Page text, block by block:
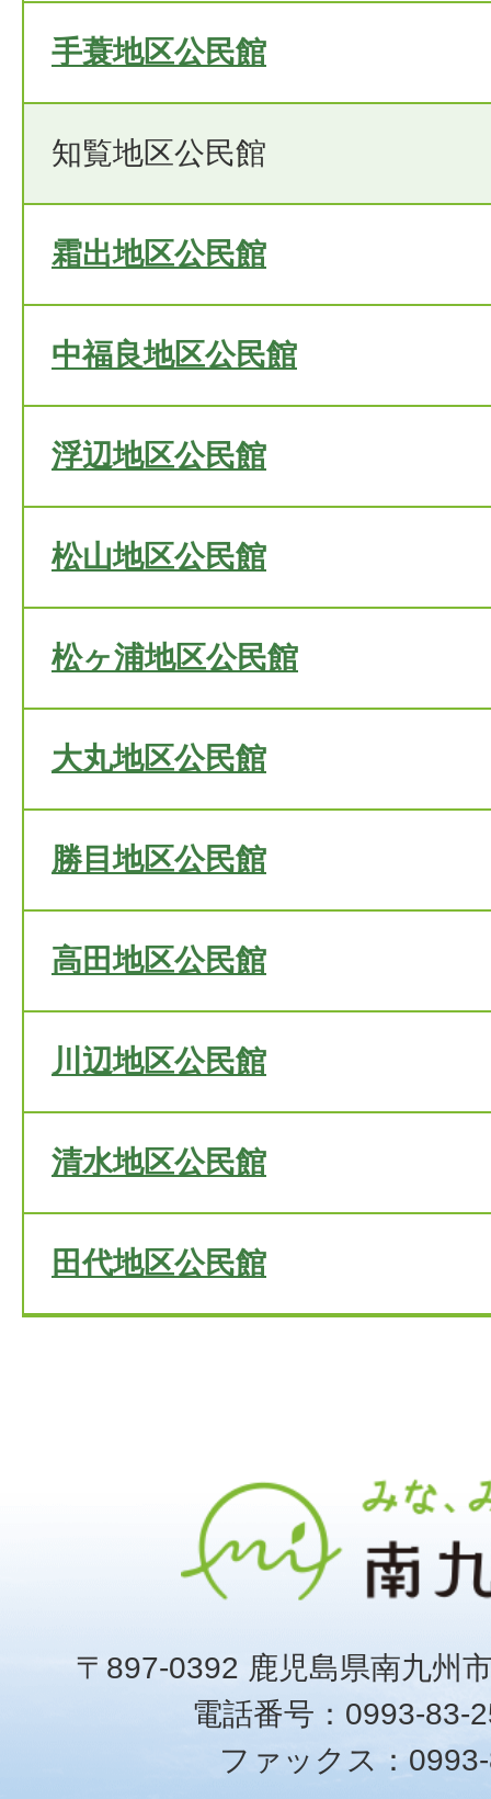
手蓑地区公民館
知覧地区公民館
霜出地区公民館
中福良地区公民館
浮辺地区公民館
松山地区公民館
松ヶ浦地区公民館
大丸地区公民館
勝目地区公民館
高田地区公民館
川辺地区公民館
清水地区公民館
田代地区公民館
〒897-0392 鹿児島県南九州
電話番号：0993-83-
ファックス：